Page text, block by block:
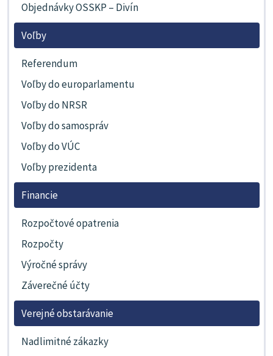
Objednávky OSSKP – Divín
Voľby
Referendum
Voľby do europarlamentu
Voľby do NRSR
Voľby do samospráv
Voľby do VÚC
Voľby prezidenta
Financie
Rozpočtové opatrenia
Rozpočty
Výročné správy
Záverečné účty
Verejné obstarávanie
Nadlimitné zákazky